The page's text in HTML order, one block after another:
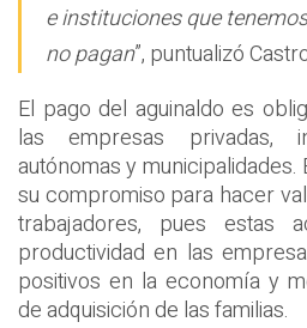
e instituciones que
no pagan”, puntualizó
El pago del aguinaldo es
las empresas privadas,
autónomas y municipalidades.
su compromiso para hacer
trabajadores, pues estas
productividad en las
positivos en la economía y
de adquisición de las familias.